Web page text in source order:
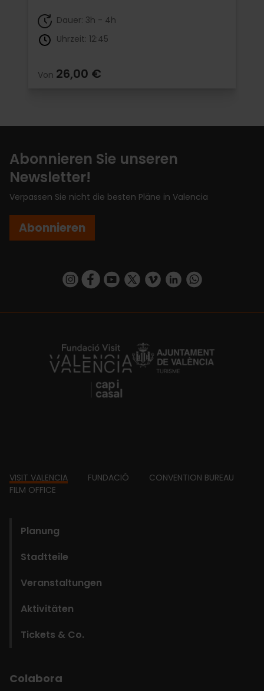
Dauer: 3h - 4h
Uhrzeit: 12:45
Von 26,00 €
Abonnieren Sie unseren
Newsletter!
Verpassen Sie nicht die besten Pläne in Valencia
Abonnieren
https://www.instagram.com/visit_valencia/
https://www.facebook.com/
https://www.youtube.com/user/
https://twitter.com/_VivaValencia
https://vimeo.com/
https://www.linkedin.com/company/turismo-valencia/https://api.whatsapp.com/send/
https://fundacion.visitvalencia.com/
Footer
VISIT VALENCIA FUNDACIÓ
CONVENTION BUREAU
FILM OFFICE
Planung
Stadtteile
Veranstaltungen
Aktivitäten
Tickets & Co.
Colabora